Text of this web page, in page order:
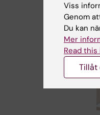
Viss
Genom
Du kan
Mer
Read
Tillåt